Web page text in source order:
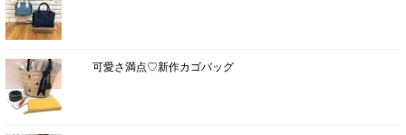
可愛さ満点♡新作カゴバッグ